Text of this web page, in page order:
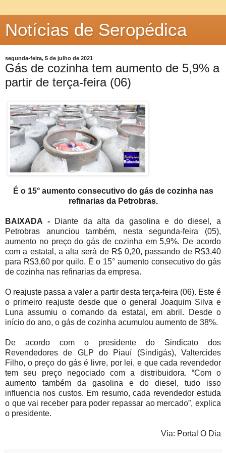
Notícias de Seropédica
segunda-feira, 5 de julho de 2021
Gás de cozinha tem aumento de 5,9% a
partir de terça-feira (06)
É o 15° aumento consecutivo do gás de cozinha nas
refinarias da Petrobras.
BAIXADA -
Diante da alta da gasolina e do diesel, a
Petrobras anunciou também, nesta segunda-feira (05),
aumento no preço do gás de cozinha em 5,9%. De acordo
com a estatal, a alta será de R$ 0,20, passando de R$3,40
para R$3,60 por quilo. É o 15° aumento consecutivo do gás
de cozinha nas refinarias da empresa.
O reajuste passa a valer a partir desta terça-feira (06). Este é
o primeiro reajuste desde que o general Joaquim Silva e
Luna assumiu o comando da estatal, em abril. Desde o
início do ano, o gás de cozinha acumulou aumento de 38%.
De acordo com o presidente do Sindicato dos
Revendedores de GLP do Piauí (Sindigás), Valtercides
Filho, o preço do gás é livre, por lei, e que cada revendedor
tem seu preço negociado com a distribuidora. “Com o
aumento também da gasolina e do diesel, tudo isso
influencia nos custos. Em resumo, cada revendedor estuda
o que vai receber para poder repassar ao mercado”, explica
o presidente.
Via: Portal O Dia